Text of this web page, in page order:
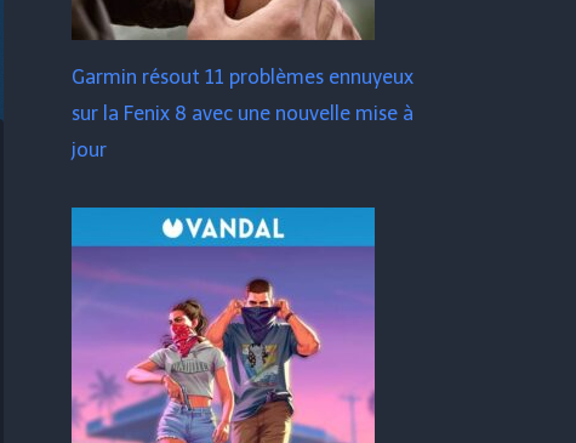
Garmin résout 11 problèmes ennuyeux
sur la Fenix ​​​​8 avec une nouvelle mise à
jour